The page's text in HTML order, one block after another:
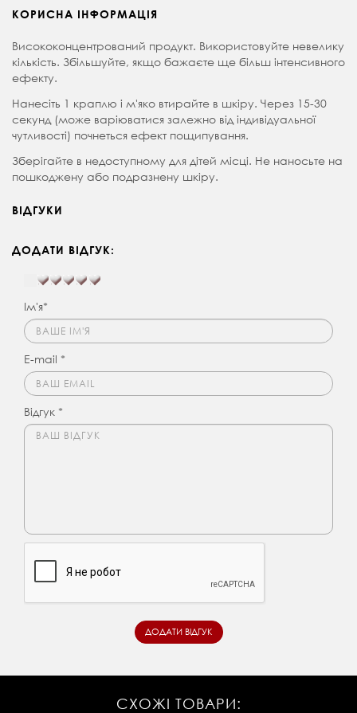
КОРИСНА ІНФОРМАЦІЯ
Висококонцентрований продукт. Використовуйте невелику
кількість. Збільшуйте, якщо бажаєте ще більш інтенсивного
ефекту.
Нанесіть 1 краплю і м'яко втирайте в шкіру. Через 15-30
секунд (може варіюватися залежно від індивідуальної
чутливості) почнеться ефект пощипування.
Зберігайте в недоступному для дітей місці. Не наносьте на
пошкоджену або подразнену шкіру.
ВІДГУКИ
ДОДАТИ ВІДГУК:
Ім'я*
E-mail *
Відгук *
СХОЖІ ТОВАРИ: